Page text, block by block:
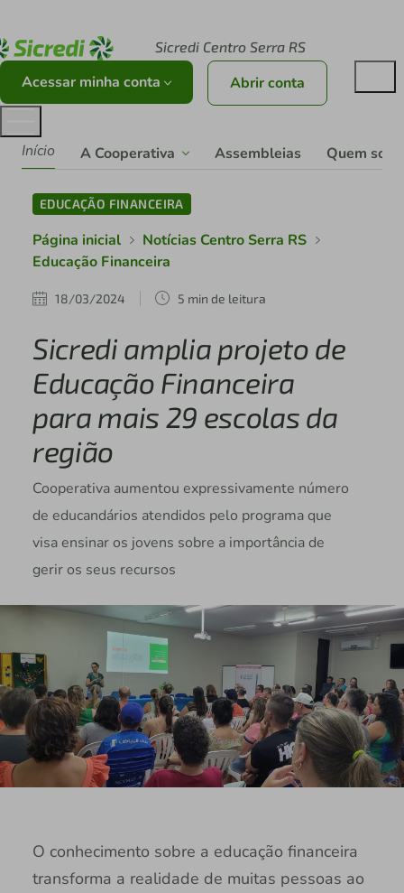
Sicredi Centro Serra RS
Acessar minha conta Abrir conta
Início A Cooperativa Assembleias Quem
EDUCAÇÃO FINANCEIRA
Página inicial
Notícias Centro Serra RS
Educação Financeira
18/03/2024 5 min de leitura
Sicredi amplia projeto de
Educação Financeira
para mais 29 escolas da
região
Cooperativa aumentou expressivamente número
de educandários atendidos pelo programa que
visa ensinar os jovens sobre a importância de
gerir os seus recursos
O conhecimento sobre a educação financeira
transforma a realidade de muitas pessoas ao